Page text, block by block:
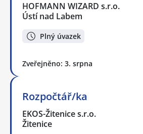
HOFMANN WIZARD s.r.o.
Ústí nad Labem
Plný úvazek
Zveřejněno: 3. srpna
Rozpočtář/ka
EKOS-Žitenice s.r.o.
Žitenice